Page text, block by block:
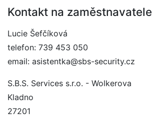
Kontakt na zaměstnavatele
Lucie Šefčíková
telefon: 739 453 050
email: asistentka@sbs-security.cz
S.B.S. Services s.r.o. - Wolkerova
Kladno
27201